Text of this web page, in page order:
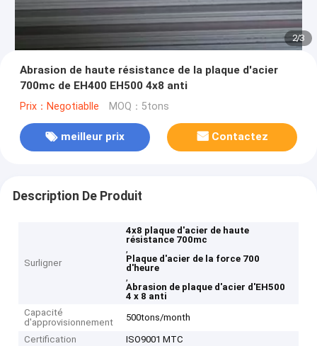
2/3
Abrasion de haute résistance de la plaque d'acier
700mc de EH400 EH500 4x8 anti
Prix：Negotiablle MOQ：5tons
meilleur prix Contactez
Description De Produit
Surligner
4x8 plaque d'acier de haute
résistance 700mc
,
Plaque d'acier de la force 700
d'heure
,
Abrasion de plaque d'acier d'EH500
4 x 8 anti
Capacité
d'approvisionnement
500tons/month
Certification
ISO9001 MTC